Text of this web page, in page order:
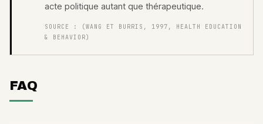
acte politique autant que thérapeutique.
SOURCE :
(WANG ET BURRIS, 1997, HEALTH EDUCATION
& BEHAVIOR)
FAQ